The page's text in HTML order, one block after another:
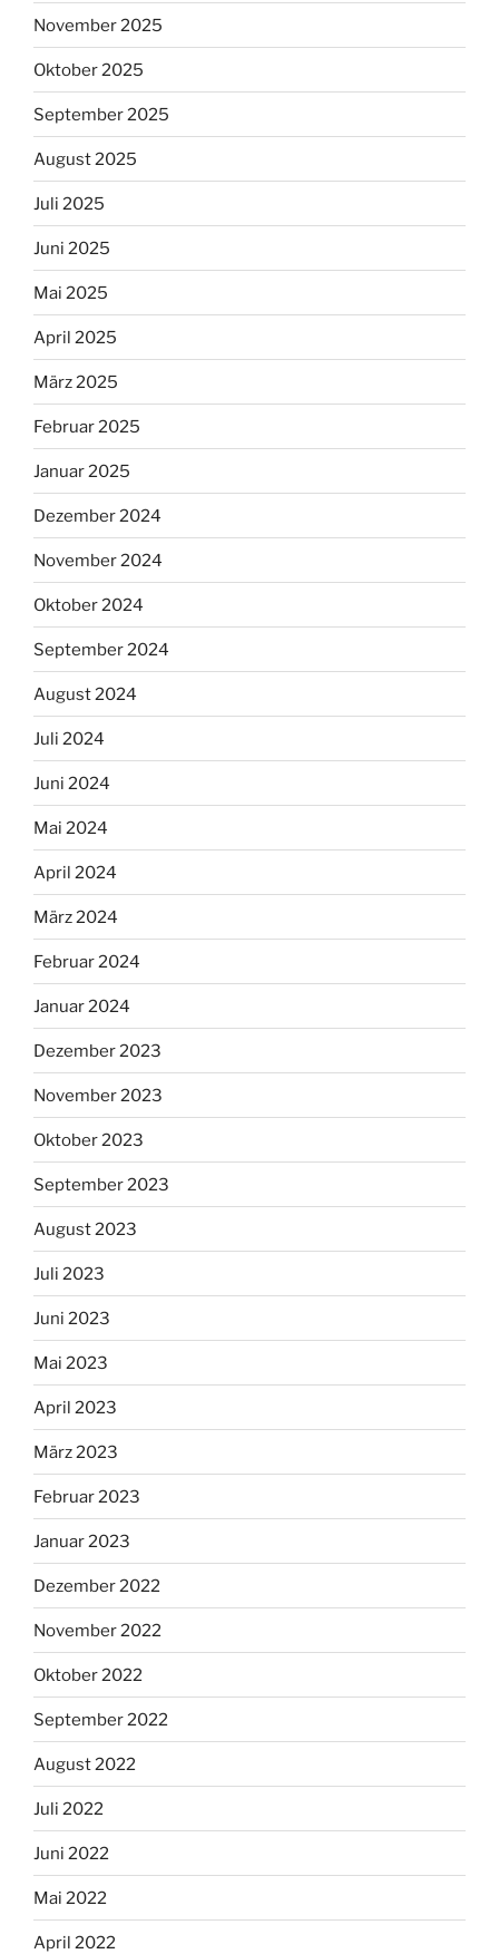
November 2025
Oktober 2025
September 2025
August 2025
Juli 2025
Juni 2025
Mai 2025
April 2025
März 2025
Februar 2025
Januar 2025
Dezember 2024
November 2024
Oktober 2024
September 2024
August 2024
Juli 2024
Juni 2024
Mai 2024
April 2024
März 2024
Februar 2024
Januar 2024
Dezember 2023
November 2023
Oktober 2023
September 2023
August 2023
Juli 2023
Juni 2023
Mai 2023
April 2023
März 2023
Februar 2023
Januar 2023
Dezember 2022
November 2022
Oktober 2022
September 2022
August 2022
Juli 2022
Juni 2022
Mai 2022
April 2022